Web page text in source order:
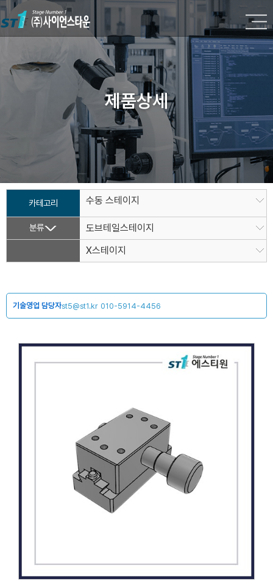
제품상세
카테고리 수동 스테이지
분류
도브테일스테이지
X스테이지
기술영업 담당자st5@st1.kr 010-5914-4456